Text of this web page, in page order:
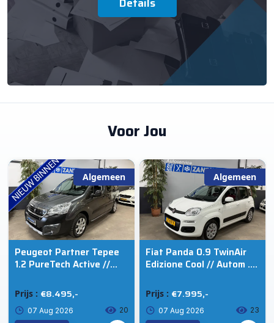
Voor Jou
Algemeen
Peugeot Partner Tepee
1.2 PureTech Active //
Prijs : €8.495,-
07 Aug 2026 20
Algemeen
Fiat Panda 0.9 TwinAir
Edizione Cool // Autom .
Prijs : €7.995,-
07 Aug 2026 23